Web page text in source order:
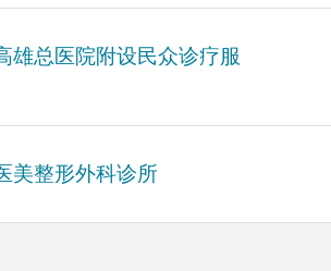
雄总医院附设民众诊疗服
美整形外科诊所